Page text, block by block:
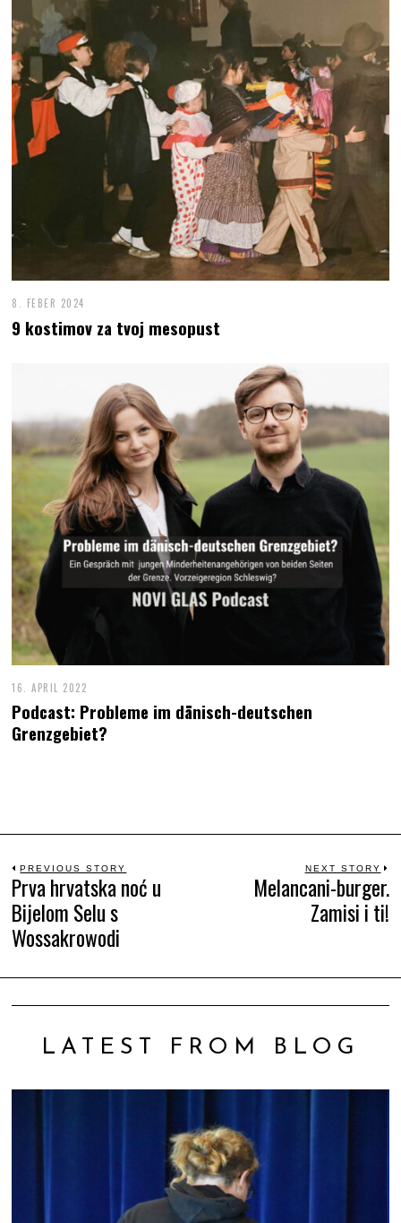
8. FEBER 2024
9 kostimov za tvoj mesopust
16. APRIL 2022
Podcast: Probleme im dänisch-deutschen
Grenzgebiet?
Beitrags-
Navigation
PREVIOUS STORY
Previous
post:
Prva hrvatska noć u
Bijelom Selu s
Wossakrowodi
NEXT STORY
Melancani-burger.
Zamisi i ti!
LATEST FROM BLOG